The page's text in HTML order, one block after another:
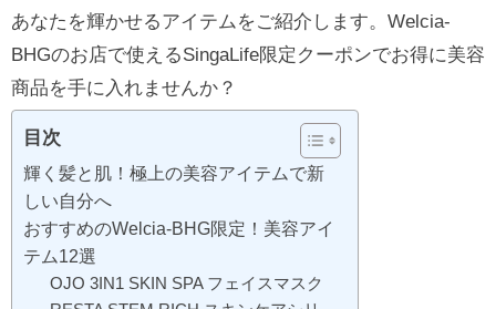
あなたを輝かせるアイテムをご紹介します。Welcia-
BHGのお店で使えるSingaLife限定クーポンでお得に美容
商品を手に入れませんか？
目次
輝く髪と肌！極上の美容アイテムで新
しい自分へ
おすすめのWelcia-BHG限定！美容アイ
テム12選
OJO 3IN1 SKIN SPA フェイスマスク